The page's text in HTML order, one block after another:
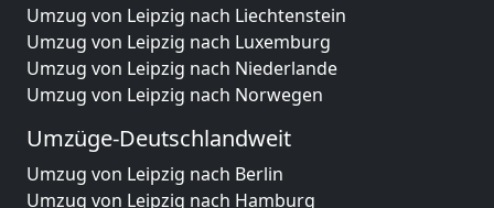
Umzug von Leipzig nach Liechtenstein
Umzug von Leipzig nach Luxemburg
Umzug von Leipzig nach Niederlande
Umzug von Leipzig nach Norwegen
Umzüge-Deutschlandweit
Umzug von Leipzig nach Berlin
Umzug von Leipzig nach Hamburg